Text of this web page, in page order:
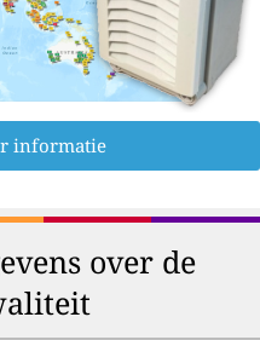
informatie
over de